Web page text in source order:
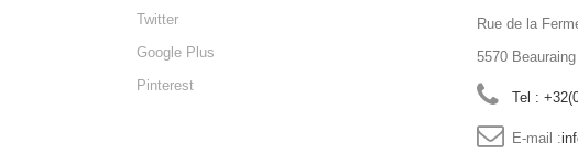
Twitter
Google Plus
Pinterest
Rue de la
5570
Tel :
E-mail :